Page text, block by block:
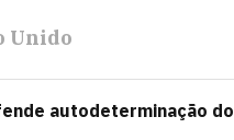
Unido
autodeterminação do